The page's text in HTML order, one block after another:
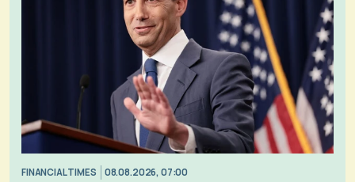
FINANCIAL TIMES 08.08.2026, 07:00